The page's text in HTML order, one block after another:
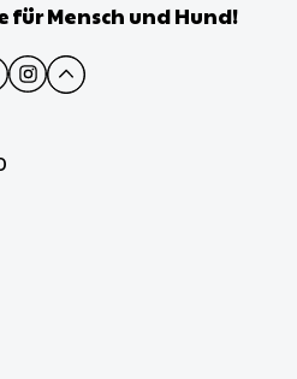
Mensch und Hund!